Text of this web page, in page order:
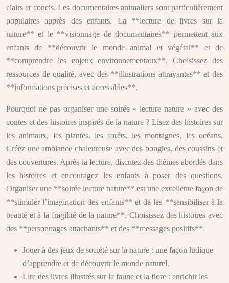
clairs et concis. Les documentaires animaliers sont particulièrement
populaires auprès des enfants. La **lecture de livres sur la
nature** et le **visionnage de documentaires** permettent aux
enfants de **découvrir le monde animal et végétal** et de
**comprendre les enjeux environnementaux**. Choisissez des
ressources de qualité, avec des **illustrations attrayantes** et des
**informations précises et accessibles**.
Pourquoi ne pas organiser une soirée « lecture nature » avec des
contes et des histoires inspirés de la nature ? Lisez des histoires sur
les animaux, les plantes, les forêts, les montagnes, les océans.
Créez une ambiance chaleureuse avec des bougies, des coussins et
des couvertures. Après la lecture, discutez des thèmes abordés dans
les histoires et encouragez les enfants à poser des questions.
Organiser une **soirée lecture nature** est une excellente façon de
**stimuler l’imagination des enfants** et de les **sensibiliser à la
beauté et à la fragilité de la nature**. Choisissez des histoires avec
des **personnages attachants** et des **messages positifs**.
Jouer à des jeux de société sur la nature : une façon ludique
d’apprendre et de découvrir le monde naturel.
Lire des livres illustrés sur la faune et la flore : enrichir les